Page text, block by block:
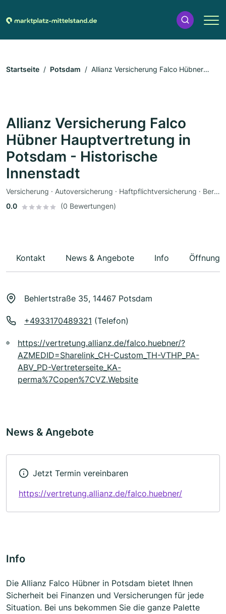
Startseite Potsdam
Allianz Versicherung Falco Hübner
Allianz Versicherung Falco
Hübner Hauptvertretung in
Potsdam - Historische
Innenstadt
Versicherung · Autoversicherung · Haftpflichtversicherung · Berufsunfähigkeitsversicherung · Lebensversicherung · Pflegeversicherung
0.0
(0 Bewertungen)
Kontakt News & Angebote Info
Behlertstraße 35, 14467 Potsdam
+4933170489321 (Telefon)
https://vertretung.allianz.de/falco.huebner/?
AZMEDID=Sharelink_CH-Custom_TH-VTHP_PA-
ABV_PD-Vertreterseite_KA-
perma%7Copen%7CVZ.Website
News & Angebote
Jetzt Termin vereinbaren
https://vertretung.allianz.de/falco.huebner/
Info
Die Allianz Falco Hübner in Potsdam bietet Ihnen
Sicherheit bei Finanzen und Versicherungen für jede
Situation. Bei uns bekommen Sie die ganze Palette